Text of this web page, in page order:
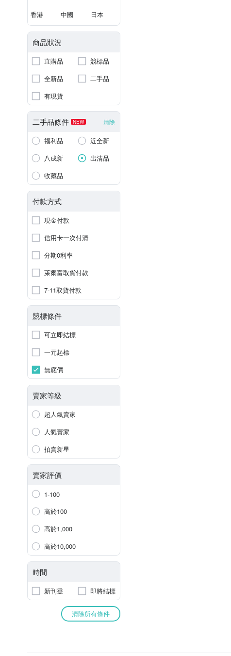
香港 中國 日本
商品狀況
直購品
競標品
全新品
二手品
有現貨
二手品條件 NEW 清除
福利品
近全新
八成新
出清品
收藏品
付款方式
現金付款
信用卡一次付清
分期0利率
萊爾富取貨付款
7-11取貨付款
競標條件
可立即結標
一元起標
無底價
賣家等級
超人氣賣家
人氣賣家
拍賣新星
賣家評價
1-100
高於100
高於1,000
高於10,000
時間
新刊登 即將結標
清除所有條件